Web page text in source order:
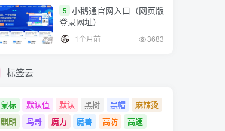
5 小鹅通官网入口（网页版
登录网址）
1个月前 3683
标签云
鼠标 默认值 默认 黑树 黑帽
麻辣烫
麒麟
鸟哥 魔力 魔兽 高防
高速